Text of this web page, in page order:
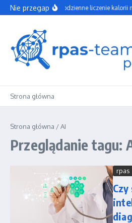
Przejdź do treści
Nie przegapCzy codzienne liczenie kalorii
Strona główna
Strona główna /AI
Przeglądanie tagu:
rpas